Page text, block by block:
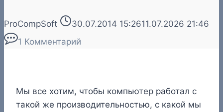
ProCompSoft 30.07.2014 15:2611.07.2026 21:46
1 Комментарий
Мы все хотим, чтобы компьютер работал с
такой же производительностью, с какой мы